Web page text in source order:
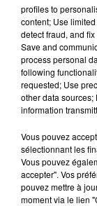
SAINT-
UNE CHUTE
profiles to
content; Use
detect fraud, and
Save and
process personal
following
requested; Use
other data sources;
information
Vous pouvez
sélectionnant les
Vous pouvez
accepter". Vos
pouvez mettre à
moment via le lien